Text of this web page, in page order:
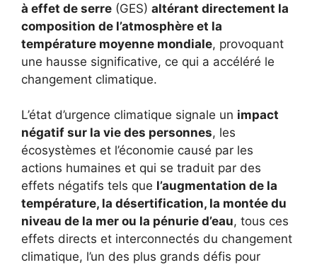
à effet de serre (GES) altérant directement la
composition de l’atmosphère et la
température moyenne mondiale, provoquant
une hausse significative, ce qui a accéléré le
changement climatique.
L’état d’urgence climatique signale un impact
négatif sur la vie des personnes, les
écosystèmes et l’économie causé par les
actions humaines et qui se traduit par des
effets négatifs tels que l’augmentation de la
température, la désertification, la montée du
niveau de la mer ou la pénurie d’eau, tous ces
effets directs et interconnectés du changement
climatique, l’un des plus grands défis pour